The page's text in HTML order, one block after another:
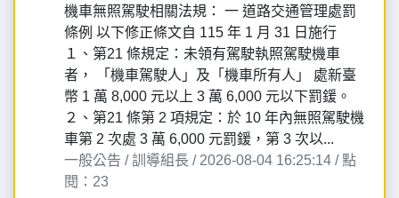
機車無照駕駛相關法規： 一 道路交通管理處罰
條例 以下修正條文自 115 年 1 月 31 日施行
１、第21 條規定：未領有駕駛執照駕駛機車
者， 「機車駕駛人」及「機車所有人」 處新臺
幣 1 萬 8,000 元以上 3 萬 6,000 元以下罰鍰。
２、第21 條第 2 項規定：於 10 年內無照駕駛機
車第 2 次處 3 萬 6,000 元罰鍰，第 3 次以...
一般公告 / 訓導組長 / 2026-08-04 16:25:14 / 點
閱：23